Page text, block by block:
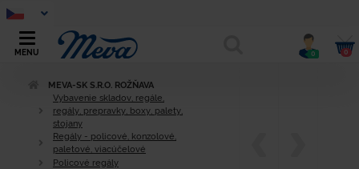
MENU 0 0
MEVA-SK S.R.O. ROŽŇAVA
Vybavenie skladov, regále,
regály, prepravky, boxy, palety,
stojany
Regály - policové, konzolové,
paletové, viacúčelové
Policové regály